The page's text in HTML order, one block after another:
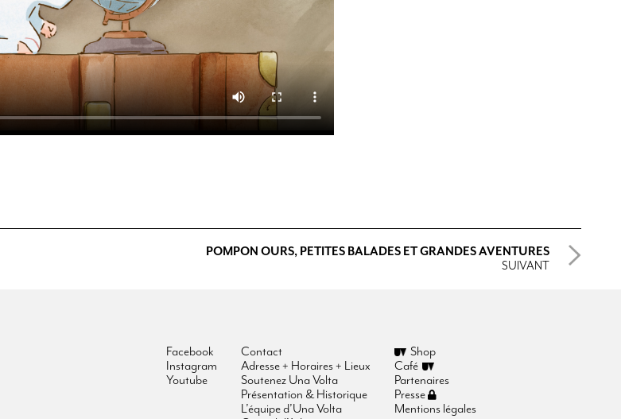
POMPON OURS, PETITES BALADES ET GRANDES AVENTURES
SUIVANT
Facebook
Instagram
Youtube
Contact
Adresse + Horaires + Lieux
Soutenez Una Volta
Présentation & Historique
L’équipe d’Una Volta
Shop
Café
Partenaires
Presse
Mentions légales